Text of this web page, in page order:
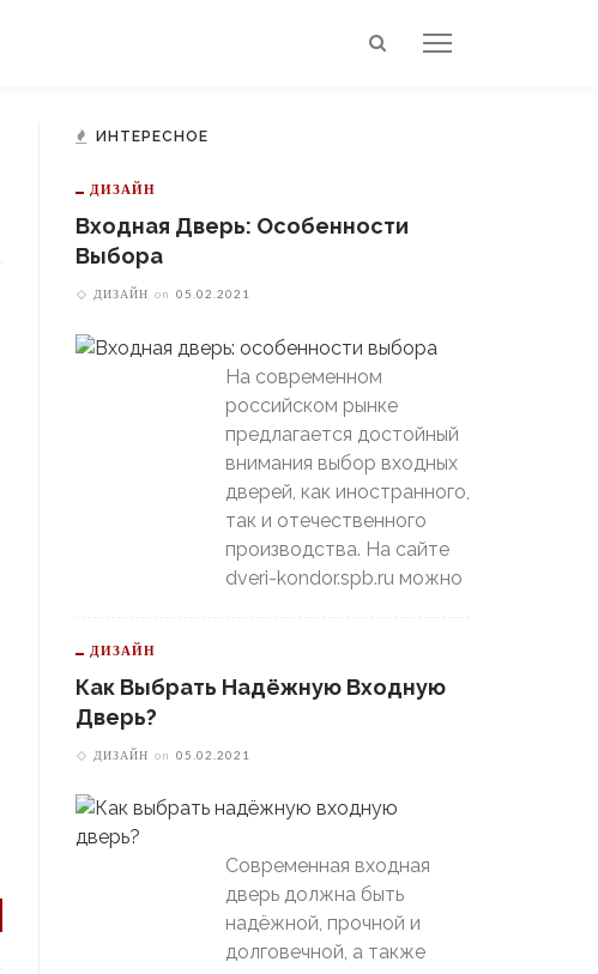
ИНТЕРЕСНОЕ
ДИЗАЙН
Входная Дверь: Особенности
Выбора
ДИЗАЙН on 05.02.2021
На современном
российском рынке
предлагается достойный
внимания выбор входных
дверей, как иностранного,
так и отечественного
производства. На сайте
dveri-kondor.spb.ru можно
ДИЗАЙН
Как Выбрать Надёжную Входную
Дверь?
ДИЗАЙН on 05.02.2021
Современная входная
дверь должна быть
надёжной, прочной и
долговечной, а также